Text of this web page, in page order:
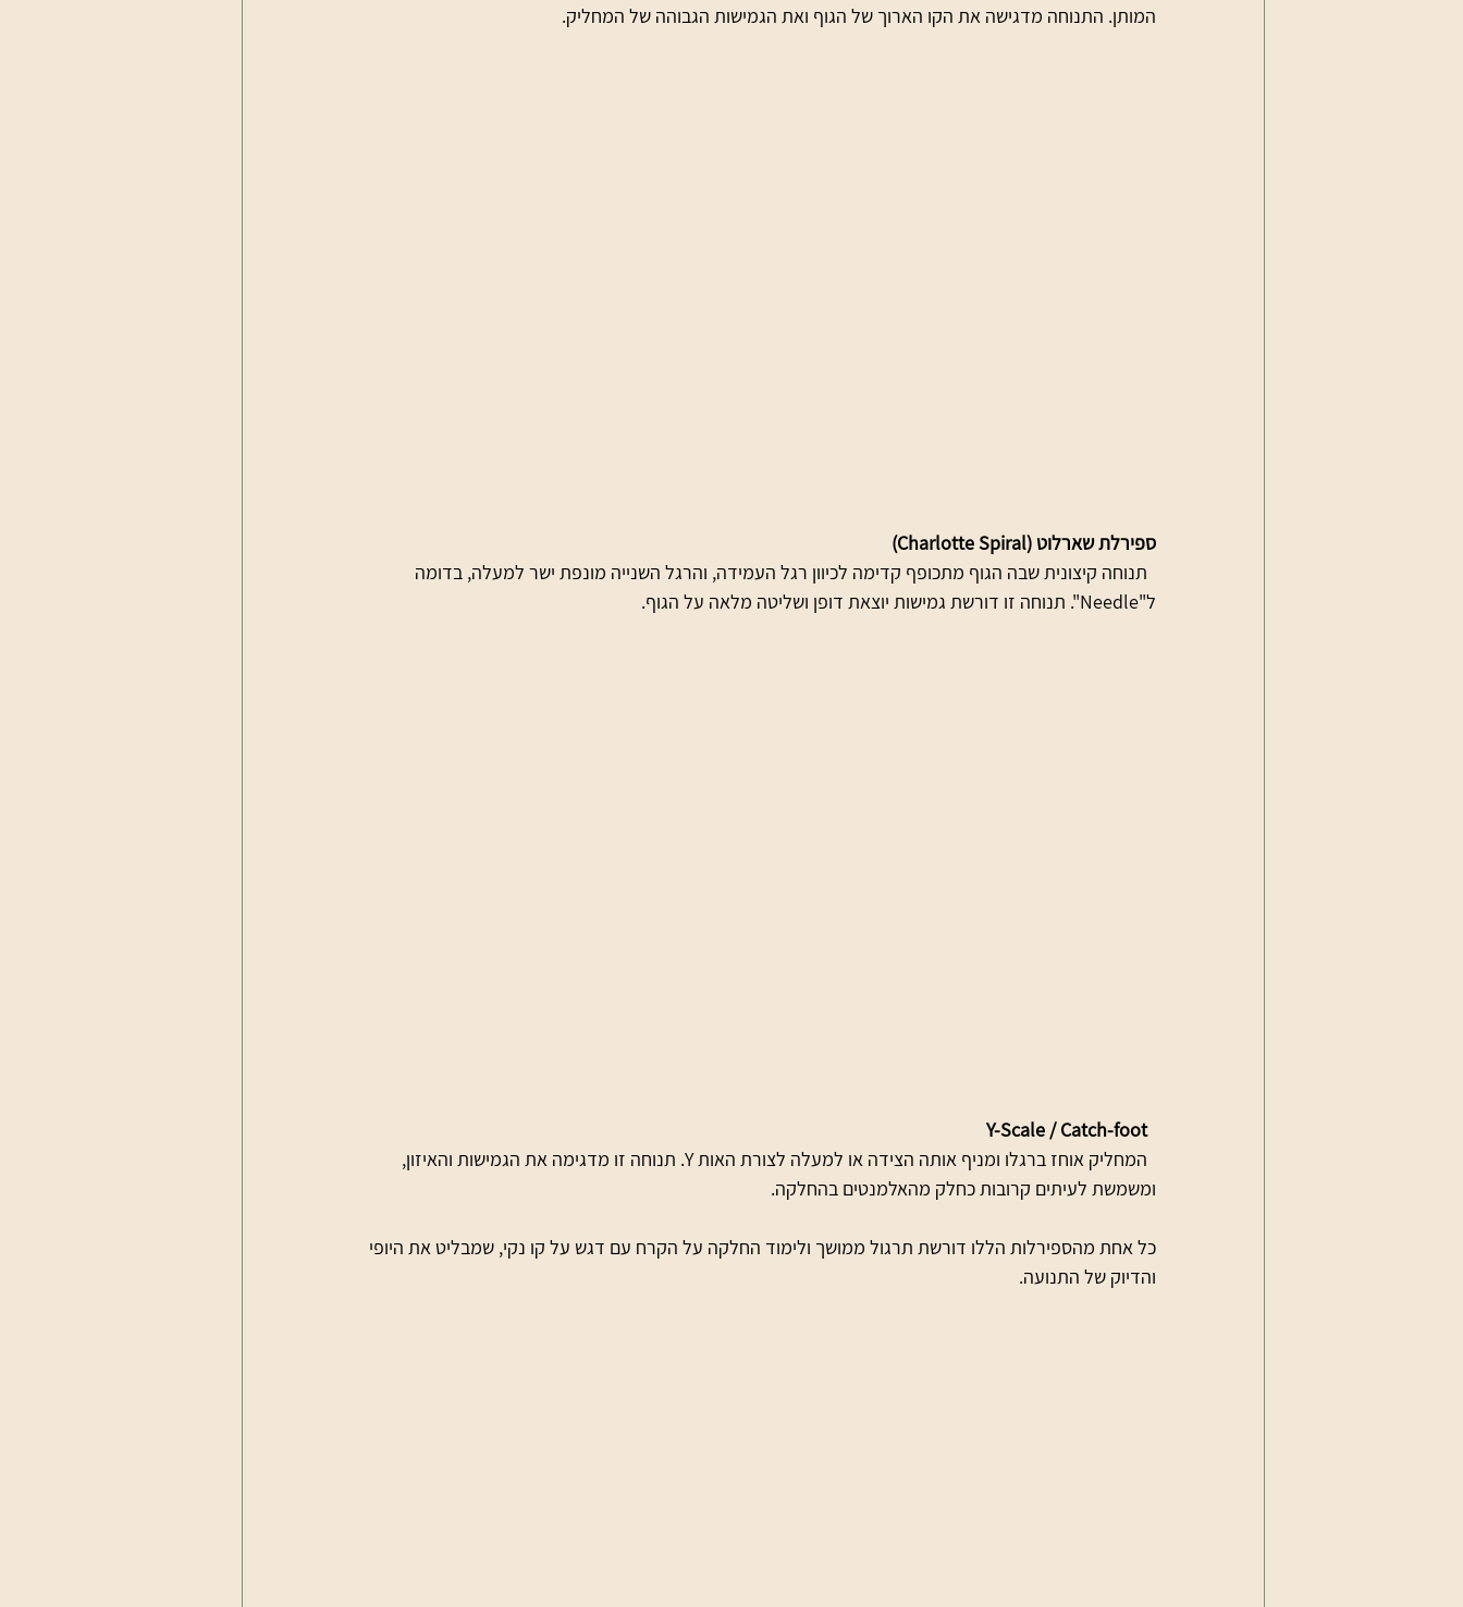
המותן. התנוחה מדגישה את הקו הארוך של הגוף ואת הגמישות הגבוהה של המחליק.
ספירלת שארלוט (Charlotte Spiral)
  תנוחה קיצונית שבה הגוף מתכופף קדימה לכיוון רגל העמידה, והרגל השנייה מונפת ישר למעלה, בדומה
ל"Needle". תנוחה זו דורשת גמישות יוצאת דופן ושליטה מלאה על הגוף.
Y-Scale / Catch-foot
  המחליק אוחז ברגלו ומניף אותה הצידה או למעלה לצורת האות Y. תנוחה זו מדגימה את הגמישות והאיזון,
ומשמשת לעיתים קרובות כחלק מהאלמנטים בהחלקה.
כל אחת מהספירלות הללו דורשת תרגול ממושך ולימוד החלקה על הקרח עם דגש על קו נקי, שמבליט את היופי
והדיוק של התנועה.